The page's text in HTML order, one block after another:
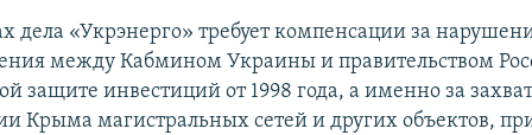
дела «Укрэнерго» требует компенсации за
между Кабмином Украины и правительством
защите инвестиций от 1998 года, а именно за
Крыма магистральных сетей и других объектов,